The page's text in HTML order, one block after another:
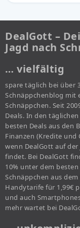
DealGott –
Jagd nach
… vielfältig
spare täglich bei über
Schnäppchenblog mit
Schnäppchen. Seit
Deals. In den
besten Deals aus den
Finanzen (Kredite und
wenn DealGott auf
findet. Bei DealGott
10% unter dem
Schnäppchen aus
Handytarife für 1,99€
und auch
mehr wartet bei